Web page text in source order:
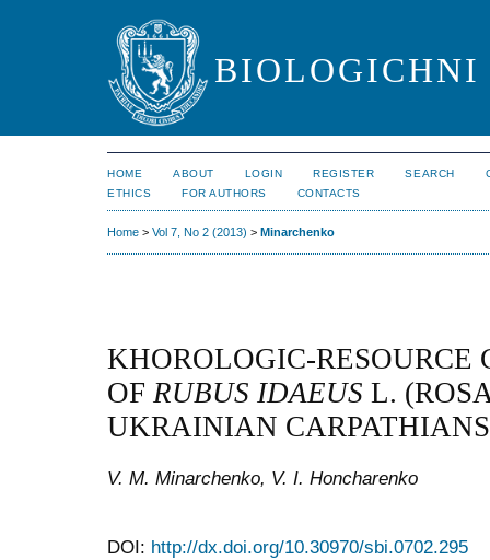
HOME ABOUT LOGIN REGISTER SEARCH
ETHICS
FOR AUTHORS CONTACTS
Home > Vol 7, No 2 (2013) > Minarchenko
KHOROLOGIC-RESOURCE
OF RUBUS IDAEUS L.
UKRAINIAN CARPATHIANS
V. M. Minarchenko, V. I. Honcharenko
DOI: http://dx.doi.org/10.30970/sbi.0702.295